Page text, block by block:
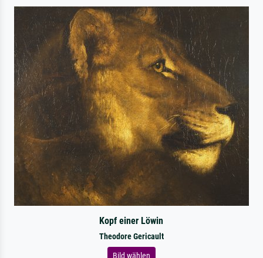
Kopf einer Löwin
Theodore Gericault
Bild wählen